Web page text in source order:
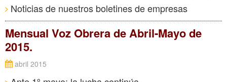
Noticias de nuestros boletines de empresas
Mensual Voz Obrera de Abril-Mayo de
2015.
abril 2015